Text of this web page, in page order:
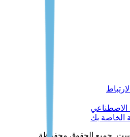
الاصطناعي
الخاصة بك